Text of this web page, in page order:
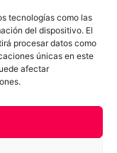
tecnologías como las
del dispositivo. El
procesar datos como
únicas en este
afectar
el Uso de IA